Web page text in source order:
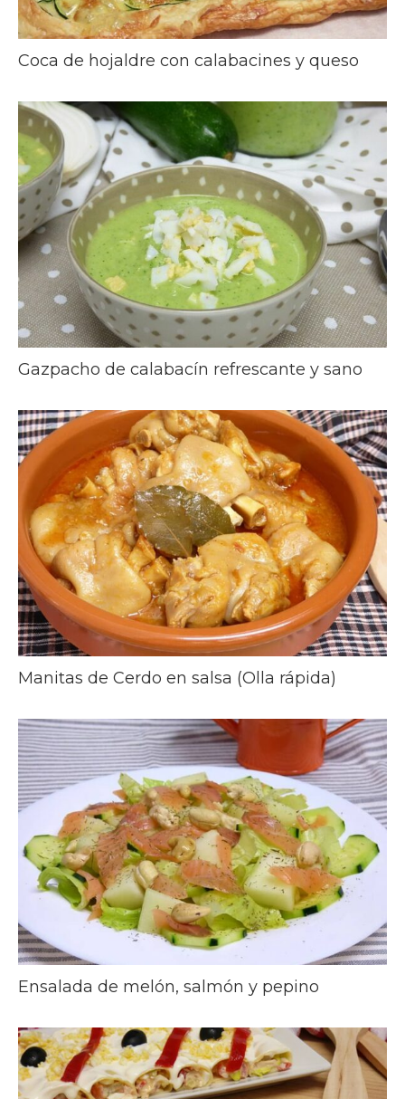
Coca de hojaldre con calabacines y queso
Gazpacho de calabacín refrescante y sano
Manitas de Cerdo en salsa (Olla rápida)
Ensalada de melón, salmón y pepino